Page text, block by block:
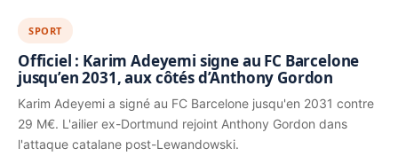
SPORT
Officiel : Karim Adeyemi signe au FC Barcelone
jusqu’en 2031, aux côtés d’Anthony Gordon
Karim Adeyemi a signé au FC Barcelone jusqu'en 2031 contre
29 M€. L'ailier ex-Dortmund rejoint Anthony Gordon dans
l'attaque catalane post-Lewandowski.